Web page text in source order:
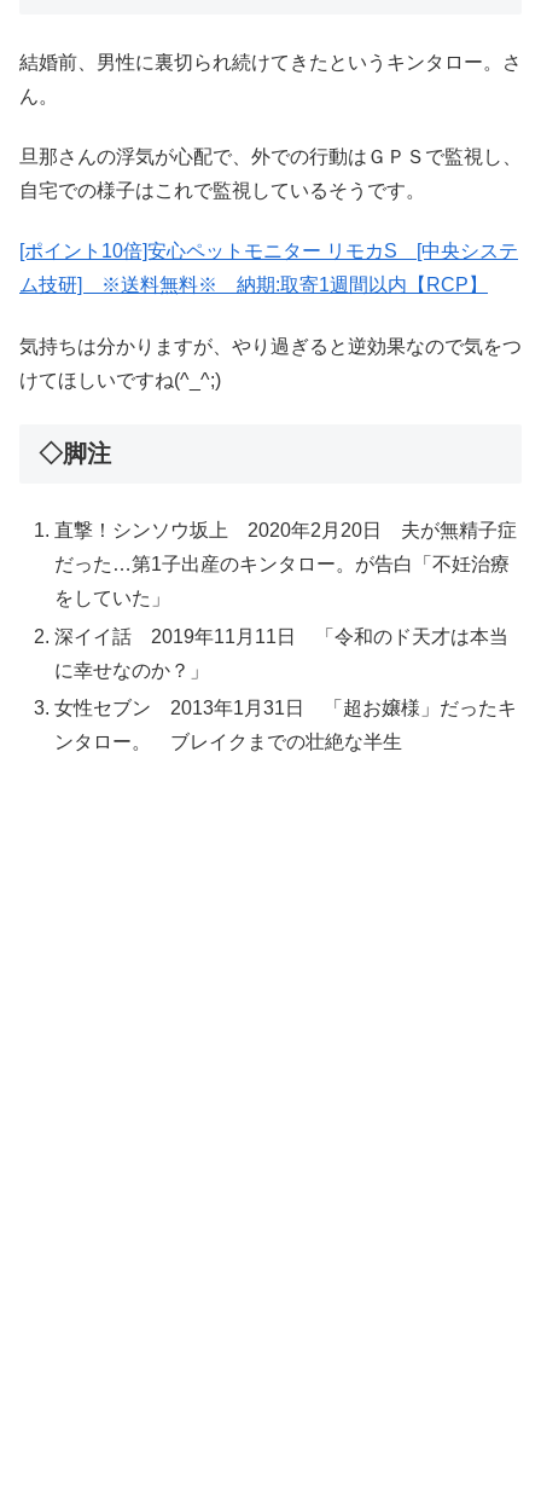
結婚前、男性に裏切られ続けてきたというキンタロー。さ
ん。
旦那さんの浮気が心配で、外での行動はＧＰＳで監視し、
自宅での様子はこれで監視しているそうです。
[ポイント10倍]安心ペットモニター リモカS [中央システ
ム技研] ※送料無料※ 納期:取寄1週間以内【RCP】
気持ちは分かりますが、やり過ぎると逆効果なので気をつ
けてほしいですね(^_^;)
◇脚注
直撃！シンソウ坂上 2020年2月20日 夫が無精子症
だった…第1子出産のキンタロー。が告白「不妊治療
をしていた」
深イイ話 2019年11月11日 「令和のド天才は本当
に幸せなのか？」
女性セブン 2013年1月31日 「超お嬢様」だったキ
ンタロー。 ブレイクまでの壮絶な半生